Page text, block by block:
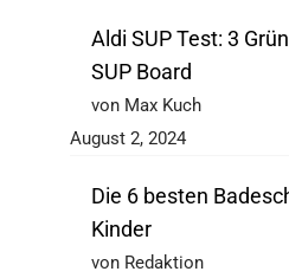
Aldi SUP Test: 3
SUP Board
von Max Kuch
August 2, 2024
Die 6 besten
Kinder
von Redaktion